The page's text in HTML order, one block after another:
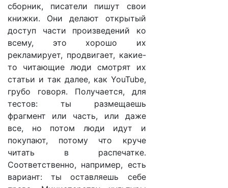
сборник, писатели пишут свои
книжки. Они делают открытый
доступ части произведений ко
всему, это хорошо их
рекламирует, продвигает, какие-
то читающие люди смотрят их
статьи и так далее, как YouTube,
грубо говоря. Получается, для
тестов: ты размещаешь
фрагмент или часть, или даже
все, но потом люди идут и
покупают, потому что круче
читать в распечатке.
Соответственно, например, есть
вариант: ты оставляешь себе